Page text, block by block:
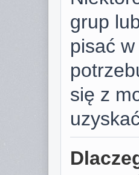
grup
pisać
się z